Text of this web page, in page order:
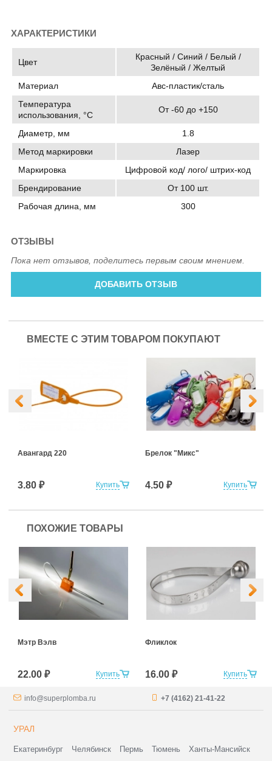
ХАРАКТЕРИСТИКИ
Цвет
Красный / Синий / Белый /
Зелёный / Желтый
Материал
Авс-пластик/сталь
Температура
использования, °C
От -60 до +150
Диаметр, мм
1.8
Метод маркировки
Лазер
Маркировка
Цифровой код/ лого/ штрих-код
Брендирование
От 100 шт.
Рабочая длина, мм
300
ОТЗЫВЫ
Пока нет отзывов, поделитесь первым своим мнением.
ДОБАВИТЬ ОТЗЫВ
ВМЕСТЕ С ЭТИМ ТОВАРОМ ПОКУПАЮТ
Купить
Авангард 220
3.80 ₽ Купить
Брелок "Микс"
4.50 ₽
ПОХОЖИЕ ТОВАРЫ
Купить
Мэтр Вэлв
22.00 ₽ Купить
Фликлок
16.00 ₽
info@superplomba.ru +7 (4162) 21-41-22
УРАЛ
Екатеринбург Челябинск Пермь Тюмень Ханты-Мансийск